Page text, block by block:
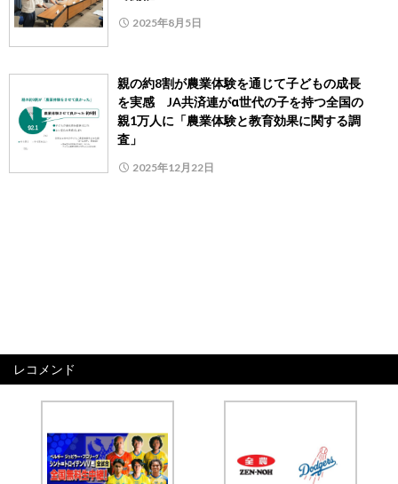
2025年8月5日
親の約8割が農業体験を通じて子どもの成長
を実感 JA共済連がα世代の子を持つ全国の
親1万人に「農業体験と教育効果に関する調
査」
2025年12月22日
レコメンド